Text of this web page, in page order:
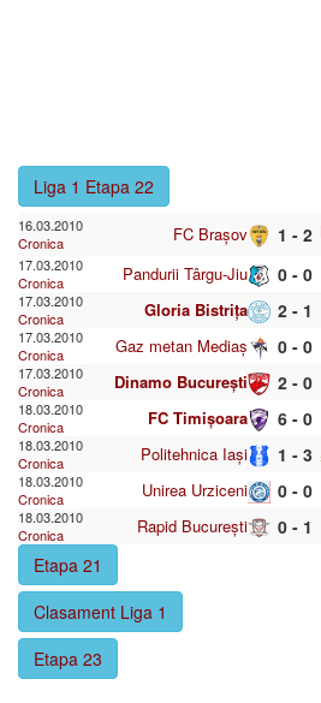
Liga 1 Etapa 22
16.03.2010
Cronica
FC Brașov 1 - 2
17.03.2010
Cronica
Pandurii Târgu-Jiu 0 - 0
17.03.2010
Cronica
Gloria Bistrița 2 - 1
17.03.2010
Cronica
Gaz metan Mediaș 0 - 0
17.03.2010
Cronica
Dinamo București 2 - 0
18.03.2010
Cronica
FC Timișoara 6 - 0
18.03.2010
Cronica
Politehnica Iași 1 - 3
18.03.2010
Cronica
Unirea Urziceni 0 - 0
18.03.2010
Cronica
Rapid București 0 - 1
Etapa 21
Clasament Liga 1
Etapa 23